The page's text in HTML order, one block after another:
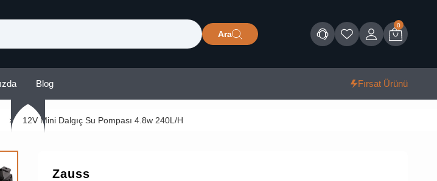
Ara
Müşteri Hizmetleri
Favorilerim
Giriş Sepet
0
Blog Fırsat Ürünü
12V Mini Dalgıç Su Pompası 4.8w 240L/H
Zauss